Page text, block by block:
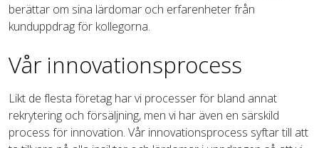
berättar om sina lärdomar och erfarenheter från
kunduppdrag för kollegorna.
Vår innovationsprocess
Likt de flesta företag har vi processer för bland annat
rekrytering och försäljning, men vi har även en särskild
process för innovation. Vår innovationsprocess syftar till att